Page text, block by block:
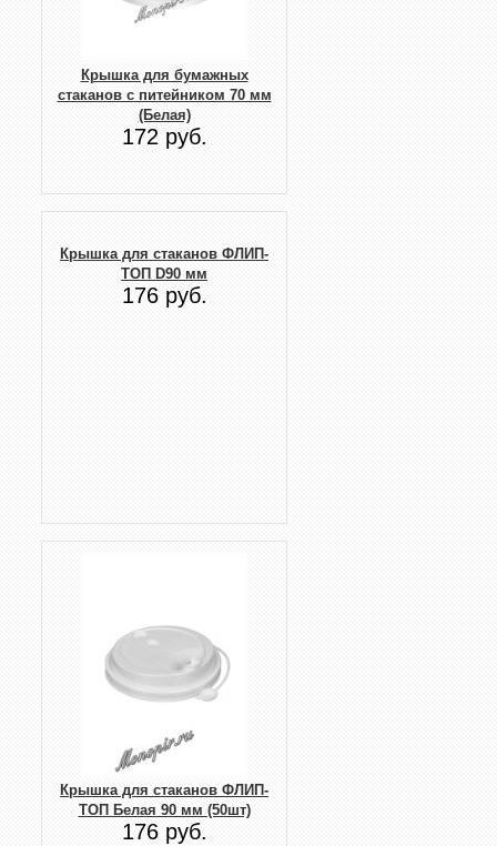
Крышка для бумажных
стаканов с питейником 70 мм
(Белая)
172 руб.
Крышка для стаканов ФЛИП-
ТОП D90 мм
176 руб.
Крышка для стаканов ФЛИП-
ТОП Белая 90 мм (50шт)
176 руб.